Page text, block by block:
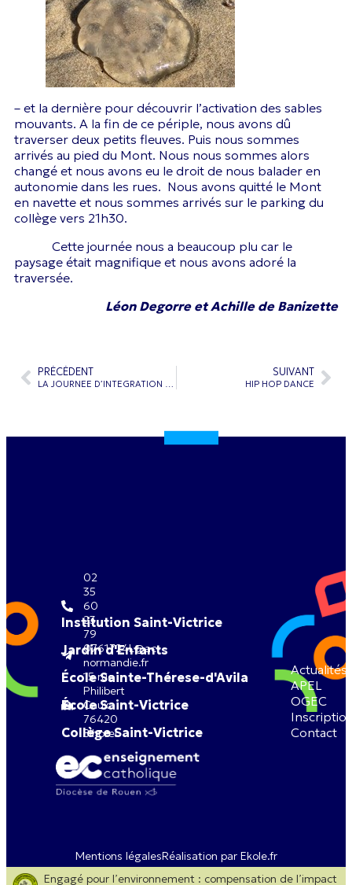
– et la dernière pour découvrir l’activation des sables
mouvants. A la fin de ce périple, nous avons dû
traverser deux petits fleuves. Puis nous sommes
arrivés au pied du Mont. Nous nous sommes alors
changé et nous avons eu le droit de nous balader en
autonomie dans les rues. Nous avons quitté le Mont
en navette et nous sommes arrivés sur le parking du
collège vers 21h30.
Cette journée nous a beaucoup plu car le
paysage était magnifique et nous avons adoré la
traversée.
Léon Degorre et Achille de Banizette
PRÉCÉDENT
LA JOURNEE D’INTEGRATION DES 6ème
SUIVANT
HIP HOP DANCE
02
35
60
23
79
0761724L@ac-
normandie.fr
15 rue
Philibert
Caux
76420
Bihorel
Institution Saint-Victrice
Jardin d'Enfants
École Sainte-Thérese-d'Avila
École Saint-Victrice
Collège Saint-Victrice
Actualités
APEL
OGEC
Contact
Mentions légalesRéalisation par Ekole.fr
Engagé pour l’environnement : compensation de l’impact